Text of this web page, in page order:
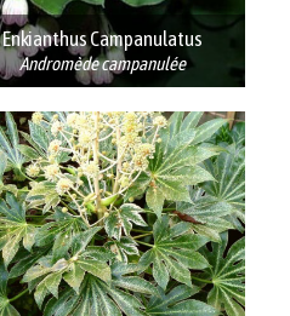
Enkianthus Campanulatus
Andromède campanulée